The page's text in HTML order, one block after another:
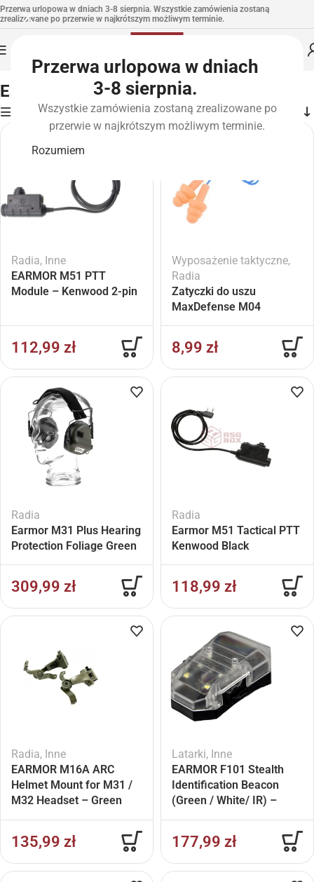
Przerwa urlopowa w dniach
3-8 sierpnia.
Wszystkie zamówienia zostaną zrealizowane po
przerwie w najkrótszym możliwym terminie.
Rozumiem
Przerwa urlopowa w dniach 3-8 sierpnia. Wszystkie zamówienia zostaną
zrealizowane po przerwie w najkrótszym możliwym terminie.
Strona główna»Marki» Earmor
Earmor
Filters
Radia, Inne
EARMOR M51 PTT
Module – Kenwood 2-pin
112,99 zł
Wyposażenie taktyczne,
Radia
Zatyczki do uszu
MaxDefense M04
8,99 zł
Radia
Earmor M31 Plus Hearing
Protection Foliage Green
309,99 zł
Radia
Earmor M51 Tactical PTT
Kenwood Black
118,99 zł
Radia, Inne
EARMOR M16A ARC
Helmet Mount for M31 /
M32 Headset – Green
135,99 zł
Latarki, Inne
EARMOR F101 Stealth
Identification Beacon
(Green / White/ IR) –
177,99 zł